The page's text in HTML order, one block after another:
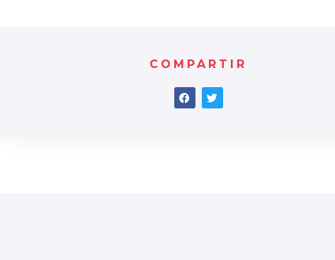
COMPARTIR